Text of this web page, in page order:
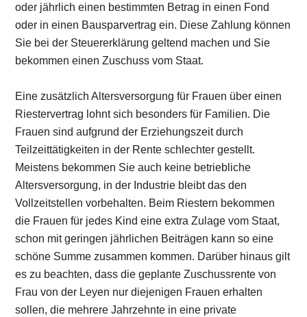
oder jährlich einen bestimmten Betrag in einen Fond
oder in einen Bausparvertrag ein. Diese Zahlung können
Sie bei der Steuererklärung geltend machen und Sie
bekommen einen Zuschuss vom Staat.
Eine zusätzlich Altersversorgung für Frauen über einen
Riestervertrag lohnt sich besonders für Familien. Die
Frauen sind aufgrund der Erziehungszeit durch
Teilzeittätigkeiten in der Rente schlechter gestellt.
Meistens bekommen Sie auch keine betriebliche
Altersversorgung, in der Industrie bleibt das den
Vollzeitstellen vorbehalten. Beim Riestern bekommen
die Frauen für jedes Kind eine extra Zulage vom Staat,
schon mit geringen jährlichen Beiträgen kann so eine
schöne Summe zusammen kommen. Darüber hinaus gilt
es zu beachten, dass die geplante Zuschussrente von
Frau von der Leyen nur diejenigen Frauen erhalten
sollen, die mehrere Jahrzehnte in eine private